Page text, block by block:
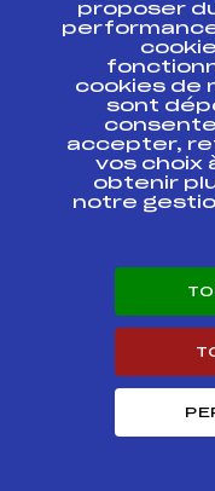
FIS0088.FFS
BNAM0012.FFS
BNAM0011.FFS
Circuits
SAMSE NATIONAL
proposer
cookies de
sont
accepter,
vos choix
obtenir
notre